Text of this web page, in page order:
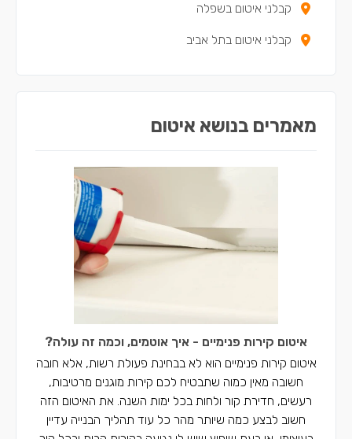
קבלני איטום בטירה
קבלני איטום במעלה עירון
קבלני איטום בשפלה
קבלני איטום בתל אביב
מאמרים בנושא איטום
איטום קירות פנימיים - איך אוטמים, וכמה זה עולה?
איטום קירות פנימיים הוא לא בבחינת פעולת רשות, אלא חובה
חשובה מאין כמוה שתבטיח לכם קירות מוגנים מרטיבות,
רעשים, חדירת קור ולחות בכל ימות השנה. את האיטום הזה
חשוב לבצע כמה שיותר מהר כל עוד תהליך הבנייה עדיין